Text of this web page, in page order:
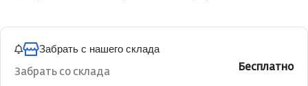
Забрать с нашего склада
Забрать со склада Бесплатно